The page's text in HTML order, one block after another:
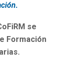
se
Formación